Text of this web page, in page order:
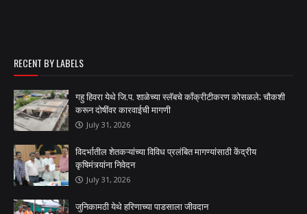
RECENT BY LABELS
गहु हिवरा येथे जि.प. शाळेच्या स्लॅबचे काँक्रीटीकरण कोसळले; चौकशी
करून दोषींवर कारवाईची मागणी
July 31, 2026
विदर्भातील शेतकऱ्यांच्या विविध प्रलंबित मागण्यांसाठी केंद्रीय
कृषिमंत्र्यांना निवेदन
July 31, 2026
जुनिकामठी येथे हरिणाच्या पाडसाला जीवदान